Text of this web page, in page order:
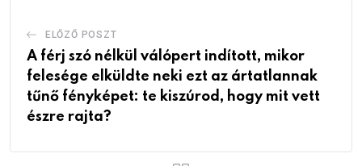
ELŐZŐ POSZT
A férj szó nélkül válópert indított, mikor
felesége elküldte neki ezt az ártatlannak
tűnő fényképet: te kiszúrod, hogy mit vett
észre rajta?